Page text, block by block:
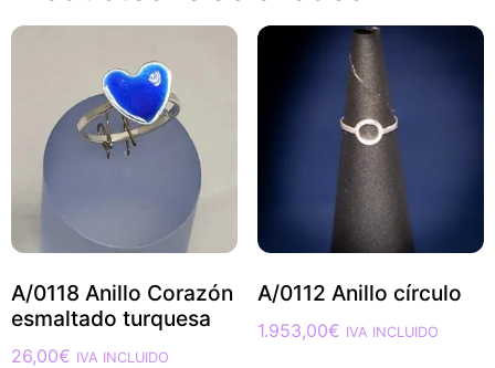
A/0118 Anillo Corazón
esmaltado turquesa
26,00€ IVA INCLUIDO
A/0112 Anillo círculo
1.953,00€ IVA INCLUIDO